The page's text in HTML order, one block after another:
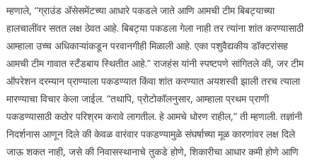
म्हणाले, “ग्राउंड ॲसेसमेंटच्या आधारे पकडले जाते आणि आमची टीम बिबट्याच्या
हालचालींवर सतत लक्ष ठेवत आहे. बिबट्या पकडला गेला नाही तर त्यांना शांत करण्यासाठी
आम्हाला उच्च अधिकाऱ्यांकडून परवानगीही मिळाली आहे. एका पशुवैद्यकीय डॉक्टरांसह
आमची टीम गावात स्टँडबाय स्थितीत आहे.” राजहंस यांनी स्पष्टपणे सांगितले की, जर टीम
ऑपरेशन दरम्यान प्राण्याला पकडण्यात किंवा शांत करण्यात अयशस्वी झाली तरच त्याला
मारण्याचा विचार केला जाईल. “तथापि, प्रोटोकॉलनुसार, आम्हाला प्रथम प्राणी
पकडण्यासाठी कठोर परिश्रम करावे लागतील. हे आमचे धोरण राहील,” ती म्हणाली. तज्ञांनी
निदर्शनास आणून दिले की केवळ वारंवार पकडण्यामुळे संघर्षाच्या मूळ कारणांवर लक्ष दिले
जाऊ शकत नाही, जसे की निवासस्थानाचे तुकडे होणे, शिकारीचा आधार कमी होणे आणि